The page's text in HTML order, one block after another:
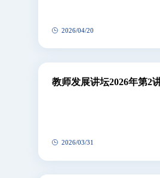
2026/04/20
教师发展讲坛2026年第2
2026/03/31